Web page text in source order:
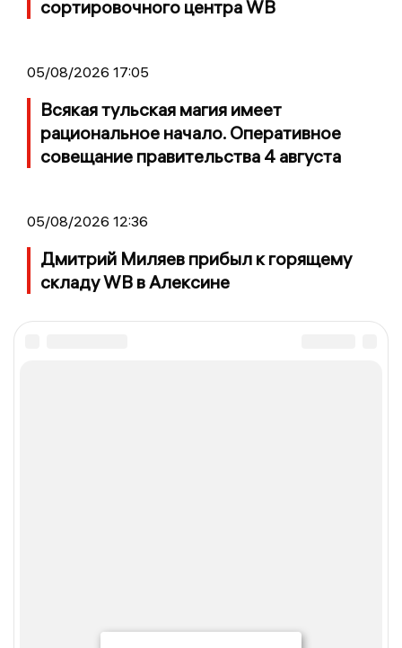
сортировочного центра WB
05/08/2026 17:05
Всякая тульская магия имеет
рациональное начало. Оперативное
совещание правительства 4 августа
05/08/2026 12:36
Дмитрий Миляев прибыл к горящему
складу WB в Алексине